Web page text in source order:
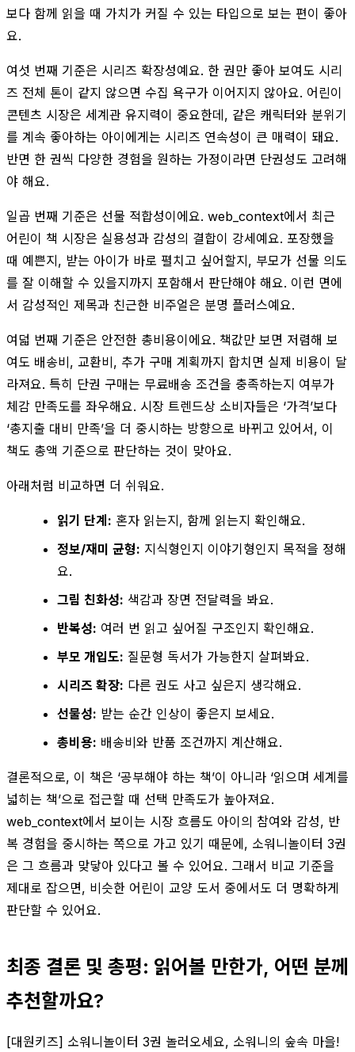
보다 함께 읽을 때 가치가 커질 수 있는 타입으로 보는 편이 좋아
요.
여섯 번째 기준은 시리즈 확장성예요. 한 권만 좋아 보여도 시리
즈 전체 톤이 같지 않으면 수집 욕구가 이어지지 않아요. 어린이
콘텐츠 시장은 세계관 유지력이 중요한데, 같은 캐릭터와 분위기
를 계속 좋아하는 아이에게는 시리즈 연속성이 큰 매력이 돼요.
반면 한 권씩 다양한 경험을 원하는 가정이라면 단권성도 고려해
야 해요.
일곱 번째 기준은 선물 적합성이에요. web_context에서 최근
어린이 책 시장은 실용성과 감성의 결합이 강세예요. 포장했을
때 예쁜지, 받는 아이가 바로 펼치고 싶어할지, 부모가 선물 의도
를 잘 이해할 수 있을지까지 포함해서 판단해야 해요. 이런 면에
서 감성적인 제목과 친근한 비주얼은 분명 플러스예요.
여덟 번째 기준은 안전한 총비용이에요. 책값만 보면 저렴해 보
여도 배송비, 교환비, 추가 구매 계획까지 합치면 실제 비용이 달
라져요. 특히 단권 구매는 무료배송 조건을 충족하는지 여부가
체감 만족도를 좌우해요. 시장 트렌드상 소비자들은 ‘가격’보다
‘총지출 대비 만족’을 더 중시하는 방향으로 바뀌고 있어서, 이
책도 총액 기준으로 판단하는 것이 맞아요.
아래처럼 비교하면 더 쉬워요.
읽기 단계: 혼자 읽는지, 함께 읽는지 확인해요.
정보/재미 균형: 지식형인지 이야기형인지 목적을 정해
요.
그림 친화성: 색감과 장면 전달력을 봐요.
반복성: 여러 번 읽고 싶어질 구조인지 확인해요.
부모 개입도: 질문형 독서가 가능한지 살펴봐요.
시리즈 확장: 다른 권도 사고 싶은지 생각해요.
선물성: 받는 순간 인상이 좋은지 보세요.
총비용: 배송비와 반품 조건까지 계산해요.
결론적으로, 이 책은 ‘공부해야 하는 책’이 아니라 ‘읽으며 세계를
넓히는 책’으로 접근할 때 선택 만족도가 높아져요.
web_context에서 보이는 시장 흐름도 아이의 참여와 감성, 반
복 경험을 중시하는 쪽으로 가고 있기 때문에, 소워니놀이터 3권
은 그 흐름과 맞닿아 있다고 볼 수 있어요. 그래서 비교 기준을
제대로 잡으면, 비슷한 어린이 교양 도서 중에서도 더 명확하게
판단할 수 있어요.
최종 결론 및 총평: 읽어볼 만한가, 어떤 분께
추천할까요?
[대원키즈] 소워니놀이터 3권 놀러오세요, 소워니의 숲속 마을!